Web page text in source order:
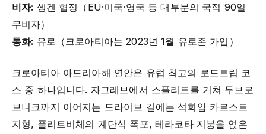
비자: 솅겐 협정（EU·미국·영국 등 대부분의 국적 90일
무비자）
통화: 유로（크로아티아는 2023년 1월 유로존 가입）
크로아티아 아드리아해 연안은 유럽 최고의 로드트립 코
스 중 하나입니다. 자그레브에서 스플리트를 거쳐 두브로
브니크까지 이어지는 드라이브 길에는 석회암 카르스트
지형, 플리트비체의 계단식 폭포, 테라코타 지붕을 얹은